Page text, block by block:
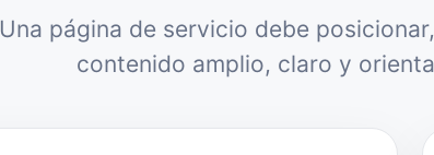
Una página de servicio debe
contenido amplio, claro y